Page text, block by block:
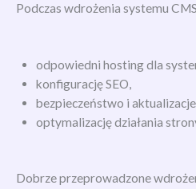
Podczas wdrożenia systemu
odpowiedni hosting dla
konfigurację SEO,
bezpieczeństwo i
optymalizację działania
Dobrze przeprowadzone